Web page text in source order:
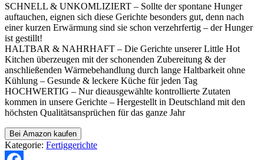
SCHNELL & UNKOMLIZIERT – Sollte der spontane Hunger
auftauchen, eignen sich diese Gerichte besonders gut, denn nach
einer kurzen Erwärmung sind sie schon verzehrfertig – der Hunger
ist gestillt!
HALTBAR & NAHRHAFT – Die Gerichte unserer Little Hot
Kitchen überzeugen mit der schonenden Zubereitung & der
anschließenden Wärmebehandlung durch lange Haltbarkeit ohne
Kühlung – Gesunde & leckere Küche für jeden Tag
HOCHWERTIG – Nur dieausgewählte kontrollierte Zutaten
kommen in unsere Gerichte – Hergestellt in Deutschland mit den
höchsten Qualitätsansprüchen für das ganze Jahr
Bei Amazon kaufen
Kategorie: Fertiggerichte